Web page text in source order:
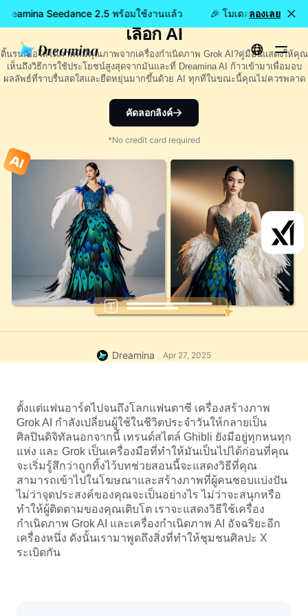
Seedance 2.5 พร้อมใช้งานแล้ว 🎉 โมเดลใหม่เปิดให้ใ
ลองเลย
เครื่องกำเนิดภาพ Grok AI: วิธีใช้ + ทาง
เลือก AI
ดิ้นรนเพื่อให้ได้ภาพที่มีคุณภาพจากเครื่องกำเนิดภาพ Grok AI?คู่มือนี้แสดงให้คุณ
เห็นถึงวิธีการใช้ประโยชน์สูงสุดจากมันและที่ Dreamina AI ก้าวเข้ามาเพื่อมอบ
ผลลัพธ์ที่ราบรื่นสดใสและยืดหยุ่นมากขึ้นด้วย AI ทุกที่ในขณะนี้คุณไม่ควรพลาด
คัดลอกลิงค์
*No credit card required
Dreamina Apr 27, 2025
ตั้งแต่แฟนอาร์ตไปจนถึงโลกแฟนตาซี เครื่องสร้างภาพ
Grok AI กำลังเปลี่ยนผู้ใช้ในชีวิตประจำวันให้กลายเป็น
ศิลปินดิจิทัลนอกจากนี้ เทรนด์สไตล์ Ghibli ยังมีอยู่ทุกหนทุก
แห่ง และ Grok เป็นเครื่องมือที่ทำให้มันเป็นไปได้ก่อนที่คุณ
จะเริ่มรู้สึกว่าถูกทิ้งไว้บทช่วยสอนนี้จะแสดงวิธีที่คุณ
สามารถเข้าไปในโฆษณาและสร้างภาพที่ผู้คนชอบแบ่งปัน
ไม่ว่าจุดประสงค์ของคุณจะเป็นอย่างไร ไม่ว่าจะสนุกหรือ
ทำให้ผู้ติดตามของคุณเติบโต เราจะแสดงวิธีใช้เครื่อง
กำเนิดภาพ Grok AI และเครื่องกำเนิดภาพ AI อัจฉริยะอีก
เครื่องหนึ่ง ดังนั้นเรามาพูดถึงสิ่งที่ทำให้ชุมชนศิลปะ X
ระเบิดกัน